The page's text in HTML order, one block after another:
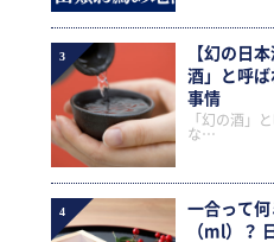
3
【幻の日
酒」と呼
事情
「幻の酒」
な…
4
一合って
（ml）？